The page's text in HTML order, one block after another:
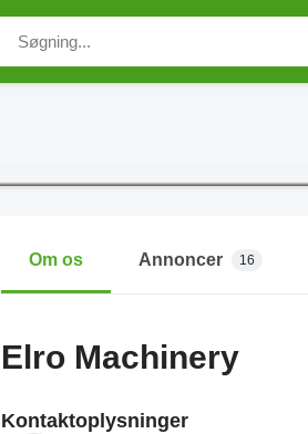
Om os Annoncer 16
Elro Machinery
Kontaktoplysninger